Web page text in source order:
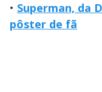
• Superman, da
pôster de fã